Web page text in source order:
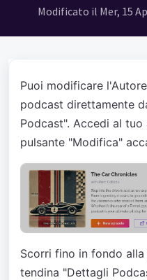
Modificato il Mer, 15
Puoi modificare
podcast direttamente
Podcast". Accedi al
pulsante "Modifica"
Scorri fino in fondo
tendina "Dettagli